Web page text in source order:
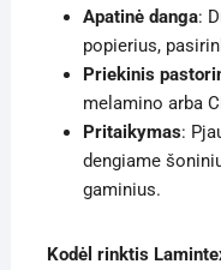
Apatinė danga:
popierius,
Priekinis
melamino arba
Pritaikymas:
dengiame
gaminius.
Kodėl rinktis